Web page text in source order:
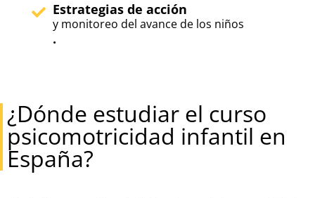
Estrategias de acción
y monitoreo del avance de los niños
.
¿Dónde estudiar el curso
psicomotricidad infantil en
España?